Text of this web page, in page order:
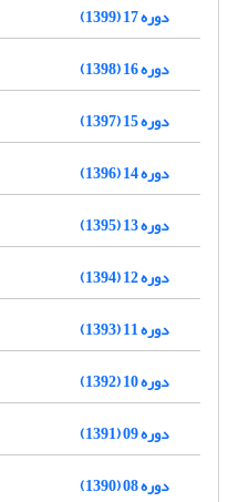
دوره 17 (1399)
دوره 16 (1398)
دوره 15 (1397)
دوره 14 (1396)
دوره 13 (1395)
دوره 12 (1394)
دوره 11 (1393)
دوره 10 (1392)
دوره 09 (1391)
دوره 08 (1390)